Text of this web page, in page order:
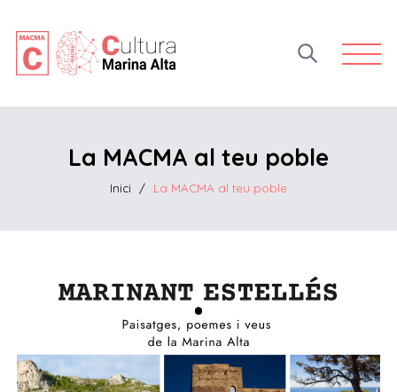
Open
La MACMA al teu poble
Inici / La MACMA al teu poble